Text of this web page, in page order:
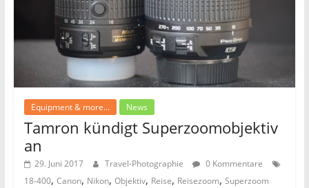
Equipment & more... News
Tamron kündigt Superzoomobjektiv
an
29. Juni 2017 Travel-Photographie
0 Kommentare
18-400, Canon, Nikon, Objektiv, Reise, Reisezoom, Superzoom